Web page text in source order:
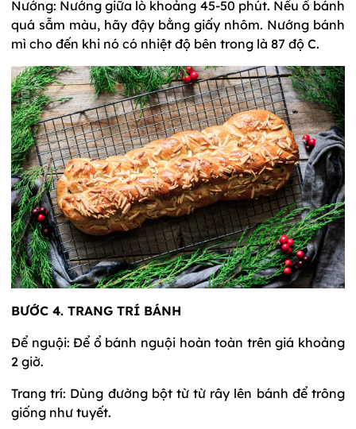
Nướng: Nướng giữa lò khoảng 45-50 phút. Nếu ổ bánh
quá sẫm màu, hãy đậy bằng giấy nhôm. Nướng bánh
mì cho đến khi nó có nhiệt độ bên trong là 87 độ C.
BƯỚC 4. TRANG TRÍ BÁNH
Để nguội: Để ổ bánh nguội hoàn toàn trên giá khoảng
2 giờ.
Trang trí: Dùng đường bột từ từ rây lên bánh để trông
giống như tuyết.